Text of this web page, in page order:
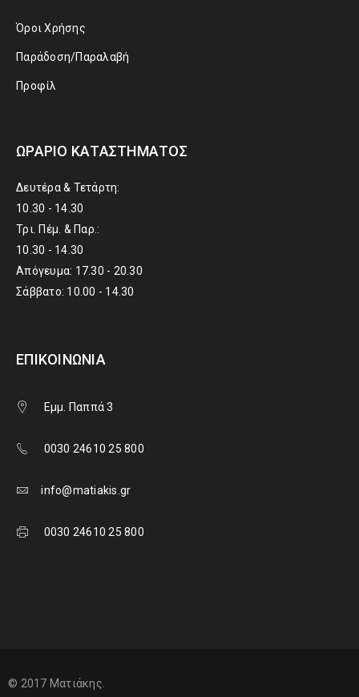
Όροι Χρήσης
Παράδοση/Παραλαβή
Προφίλ
ΩΡΆΡΙΟ ΚΑΤΑΣΤΉΜΑΤΟΣ
Δευτέρα & Τετάρτη:
10.30 - 14.30
Τρι. Πέμ. & Παρ.:
10.30 - 14.30
Απόγευμα: 17.30 - 20.30
Σάββατο: 10.00 - 14.30
ΕΠΙΚΟΙΝΩΝΊΑ
Εμμ. Παππά 3
0030 24610 25 800
info@matiakis.gr
0030 24610 25 800
© 2017 Ματιάκης.